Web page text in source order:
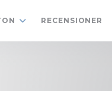
RECENSIONER